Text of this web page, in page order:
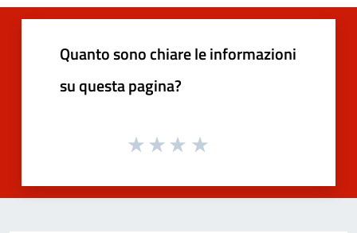
Quanto sono chiare le informazioni
su questa pagina?